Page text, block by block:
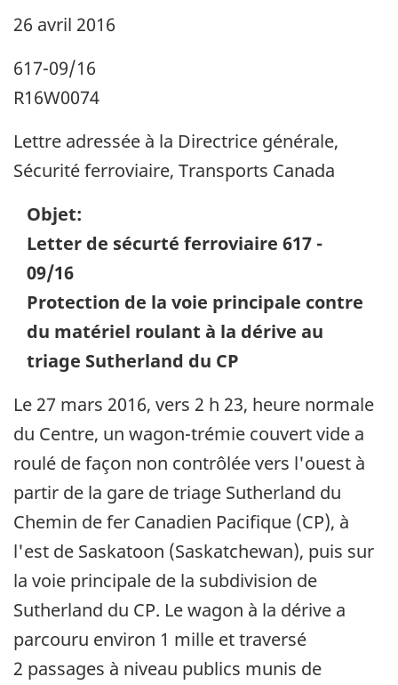
26 avril 2016
617-09/16
R16W0074
Lettre adressée à la Directrice générale,
Sécurité ferroviaire, Transports Canada
Objet:
Letter de sécurté ferroviaire 617 -
09/16
Protection de la voie principale contre
du matériel roulant à la dérive au
triage Sutherland du CP
Le 27 mars 2016, vers 2 h 23, heure normale
du Centre, un wagon-trémie couvert vide a
roulé de façon non contrôlée vers l'ouest à
partir de la gare de triage Sutherland du
Chemin de fer Canadien Pacifique (CP), à
l'est de Saskatoon (Saskatchewan), puis sur
la voie principale de la subdivision de
Sutherland du CP. Le wagon à la dérive a
parcouru environ 1 mille et traversé
2 passages à niveau publics munis de